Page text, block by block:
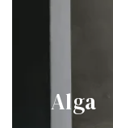
Alga